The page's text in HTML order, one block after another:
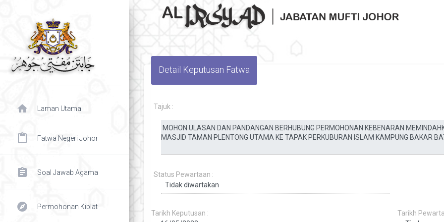
home Laman Utama
content_paste Fatwa Negeri Johor
assignment Soal Jawab Agama
explore Permohonan Kiblat
Detail Keputusan Fatwa
Tajuk :
Status Pewartaan :
Tarikh Keputusan : Tarikh